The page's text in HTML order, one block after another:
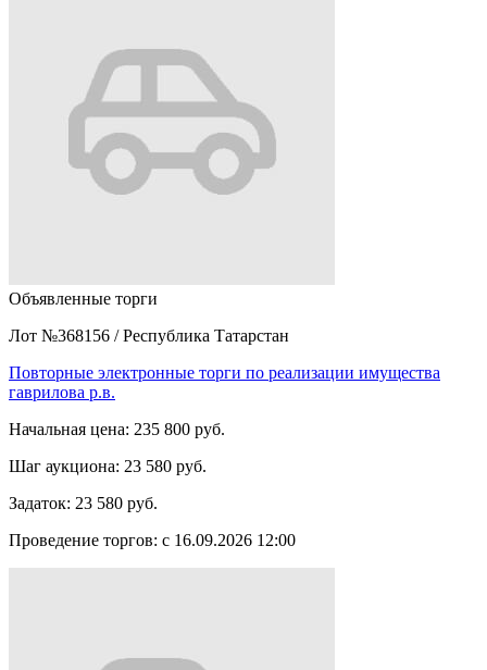
Объявленные торги
Лот №368156 / Республика Татарстан
Повторные электронные торги по реализации имущества
гаврилова р.в.
Начальная цена: 235 800 руб.
Шаг аукциона: 23 580 руб.
Задаток: 23 580 руб.
Проведение торгов: с 16.09.2026 12:00